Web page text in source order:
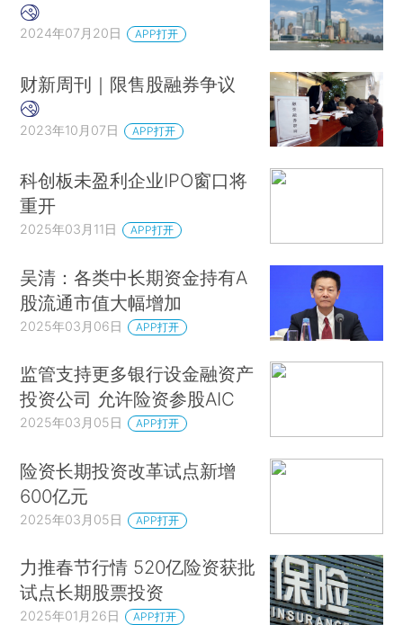
2024年07月20日 APP打开
财新周刊｜限售股融券争议
2023年10月07日 APP打开
科创板未盈利企业IPO窗口将
重开
2025年03月11日 APP打开
吴清：各类中长期资金持有A
股流通市值大幅增加
2025年03月06日 APP打开
监管支持更多银行设金融资产
投资公司 允许险资参股AIC
2025年03月05日 APP打开
险资长期投资改革试点新增
600亿元
2025年03月05日 APP打开
力推春节行情 520亿险资获批
试点长期股票投资
2025年01月26日 APP打开